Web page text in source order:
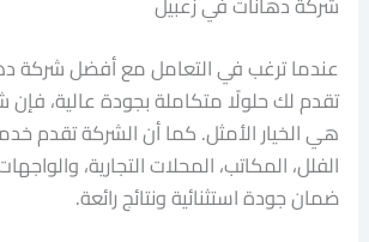
عندما ترغب في التعامل مع أفضل شركة
تقدم لك حلولًا متكاملة بجودة عالية، فإن
هي الخيار الأمثل. كما أن الشركة تقدم
الفلل، المكاتب، المحلات التجارية،
ضمان جودة استثنائية ونتائج رائعة.